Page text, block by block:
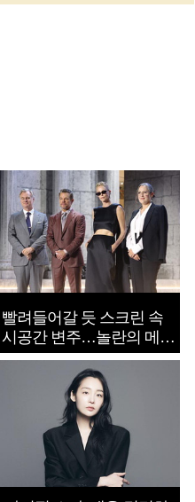
빨려들어갈 듯 스크린 속
시공간 변주…놀란의 메시
지는 ‘전쟁 속죄’